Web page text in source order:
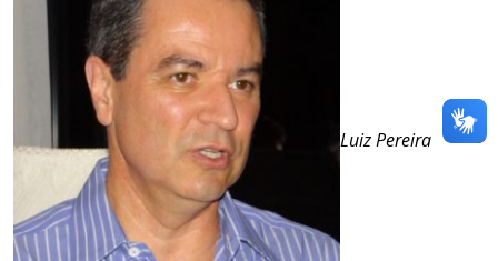
Luiz Pereira